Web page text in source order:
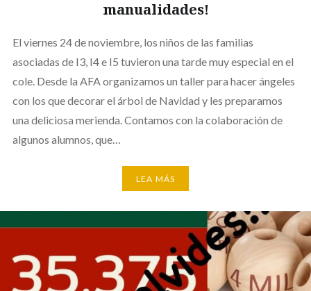
manualidades!
El viernes 24 de noviembre, los niños de las familias
asociadas de I3, I4 e I5 tuvieron una tarde muy especial en el
cole. Desde la AFA organizamos un taller para hacer ángeles
con los que decorar el árbol de Navidad y les preparamos
una deliciosa merienda. Contamos con la colaboración de
algunos alumnos, que…
LEA MÁS